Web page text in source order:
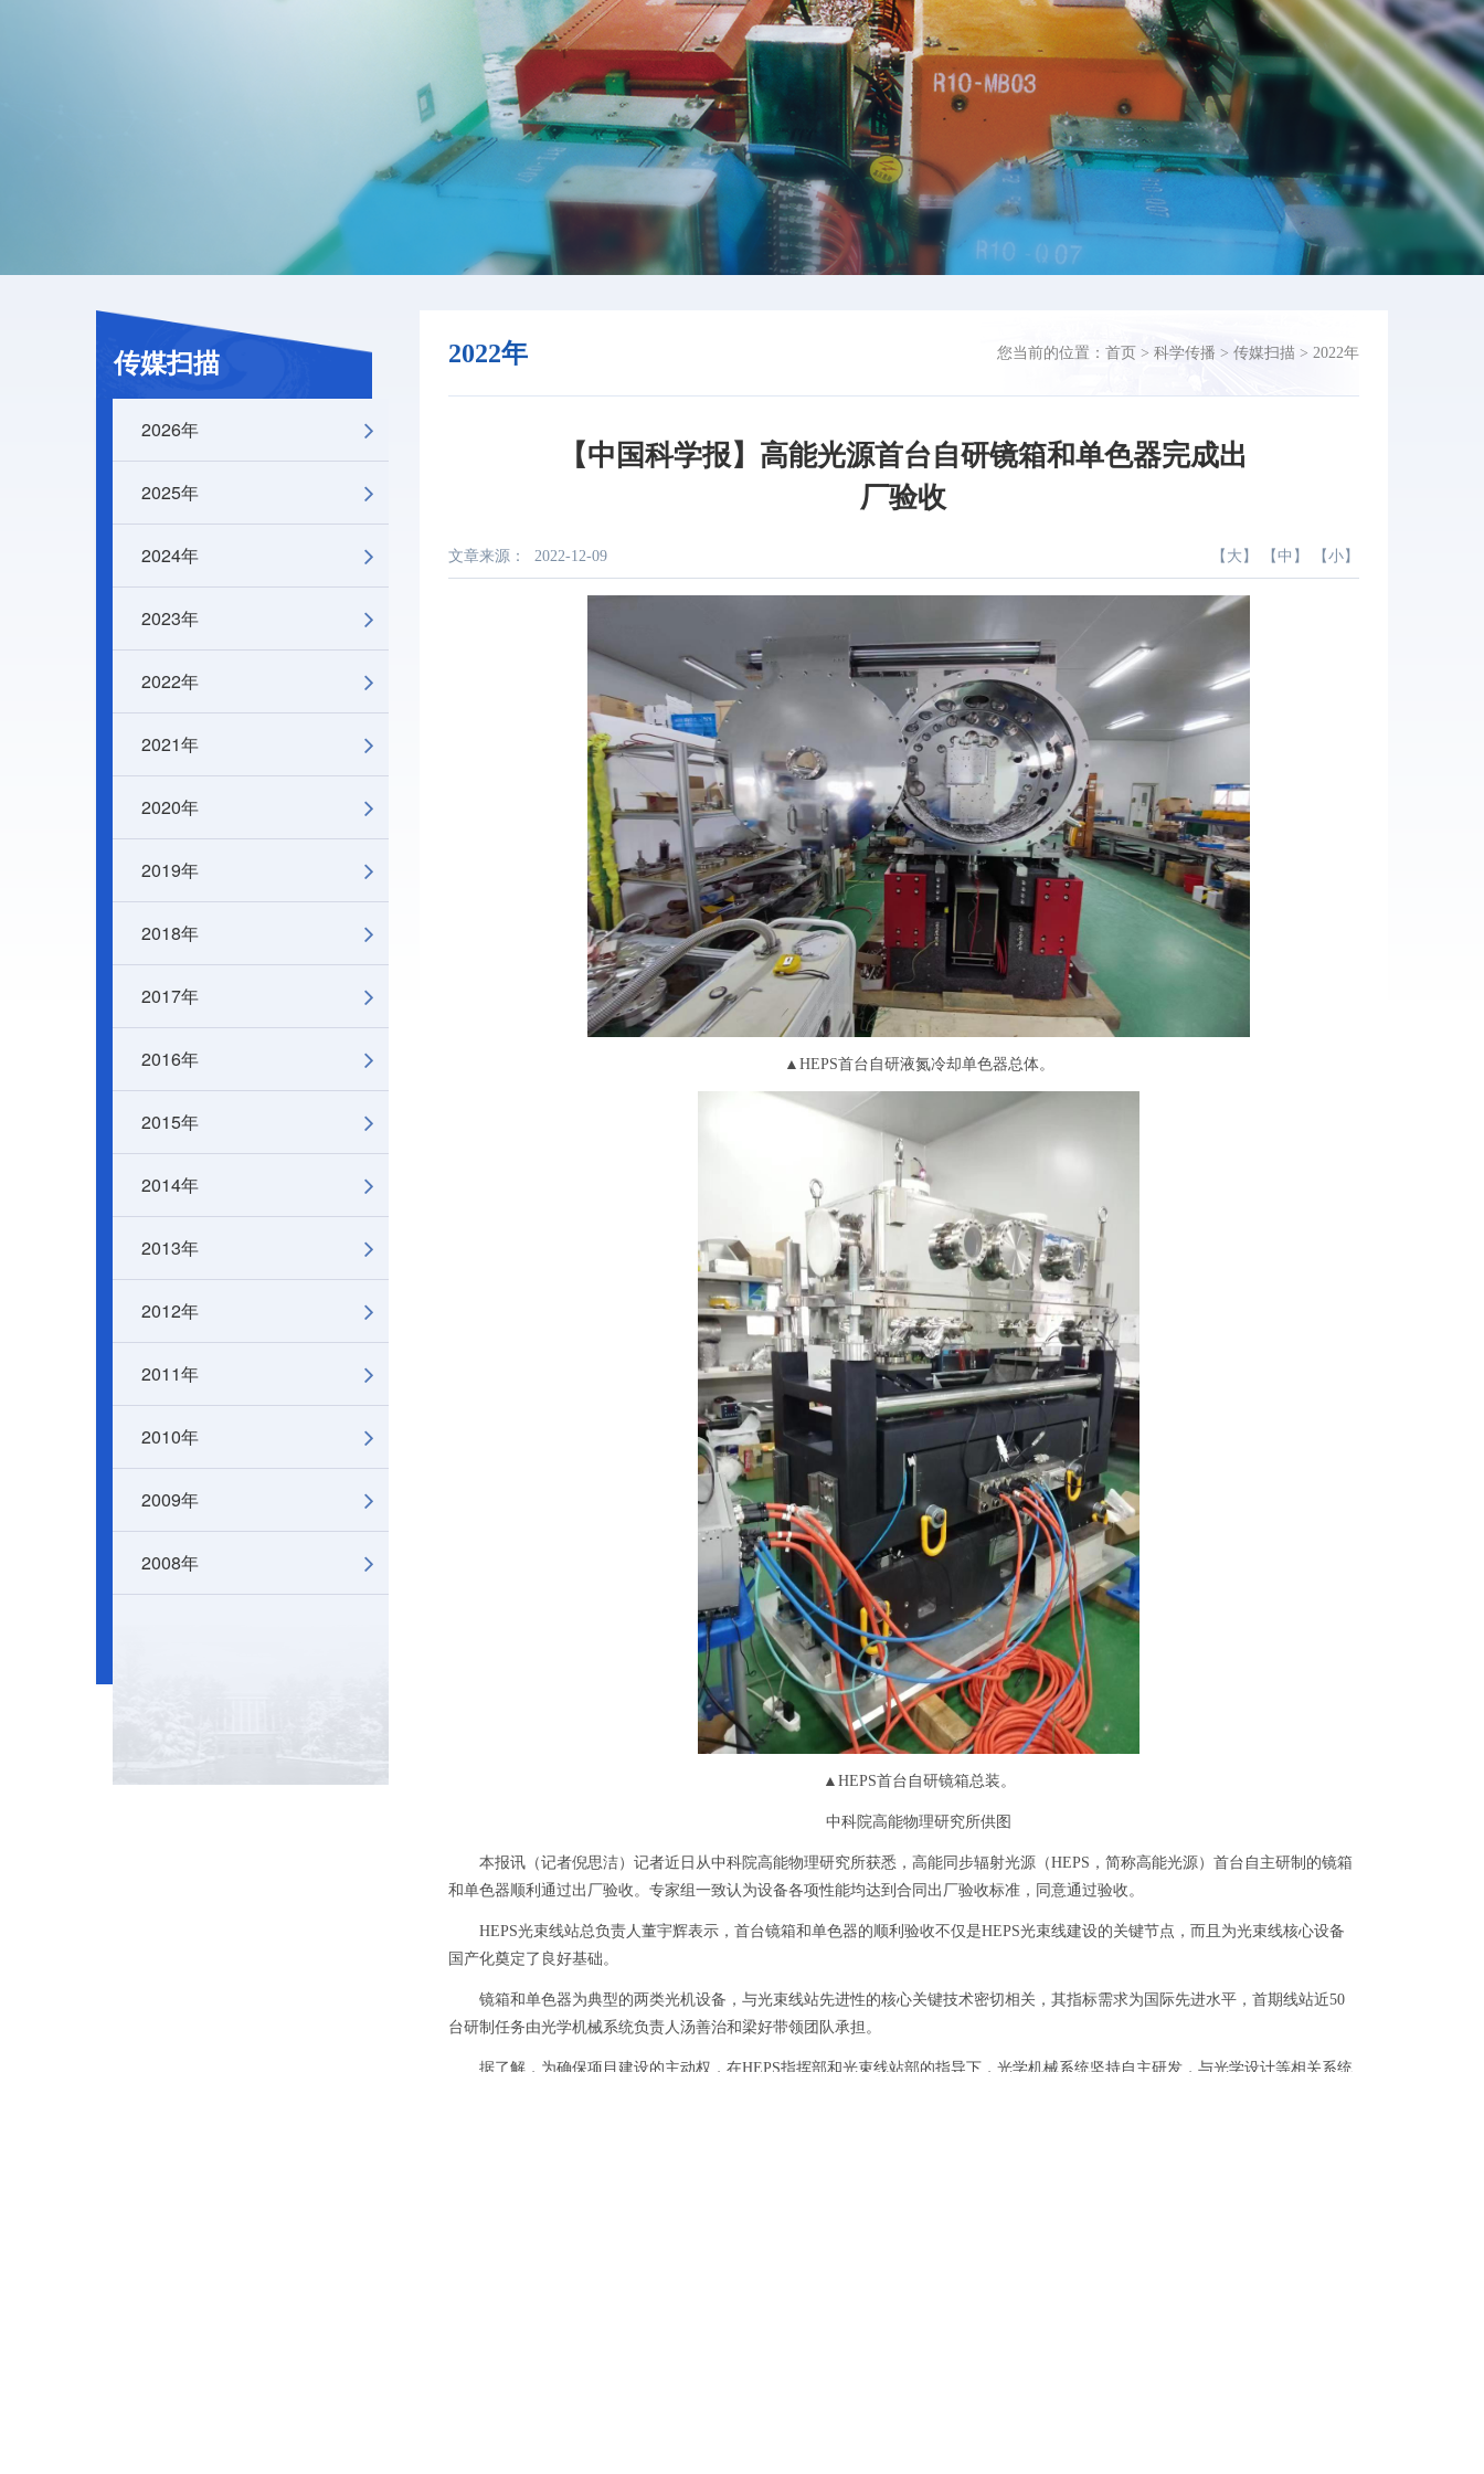
传媒扫描
2026年
2025年
2024年
2023年
2022年
2021年
2020年
2019年
2018年
2017年
2016年
2015年
2014年
2013年
2012年
2011年
2010年
2009年
2008年
2022年 您当前的位置： 首页 > 科学传播 > 传媒扫描 > 2022年
【中国科学报】高能光源首台自研镜箱和单色器完成出
厂验收
文章来源： 2022-12-09 【 大 】 【 中 】 【 小 】
▲HEPS首台自研液氮冷却单色器总体。
▲HEPS首台自研镜箱总装。
中科院高能物理研究所供图
本报讯（记者倪思洁）记者近日从中科院高能物理研究所获悉，高能同步辐射光源（HEPS，简称高能光源）首台自主研制的镜箱
和单色器顺利通过出厂验收。专家组一致认为设备各项性能均达到合同出厂验收标准，同意通过验收。
HEPS光束线站总负责人董宇辉表示，首台镜箱和单色器的顺利验收不仅是HEPS光束线建设的关键节点，而且为光束线核心设备
国产化奠定了良好基础。
镜箱和单色器为典型的两类光机设备，与光束线站先进性的核心关键技术密切相关，其指标需求为国际先进水平，首期线站近50
台研制任务由光学机械系统负责人汤善治和梁好带领团队承担。
据了解，为确保项目建设的主动权，在HEPS指挥部和光束线站部的指导下，光学机械系统坚持自主研发，与光学设计等相关系统